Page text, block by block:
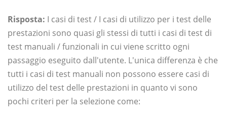
Risposta: I casi di test / I casi di utilizzo per i test delle
prestazioni sono quasi gli stessi di tutti i casi di test di
test manuali / funzionali in cui viene scritto ogni
passaggio eseguito dall'utente. L'unica differenza è che
tutti i casi di test manuali non possono essere casi di
utilizzo del test delle prestazioni in quanto vi sono
pochi criteri per la selezione come: